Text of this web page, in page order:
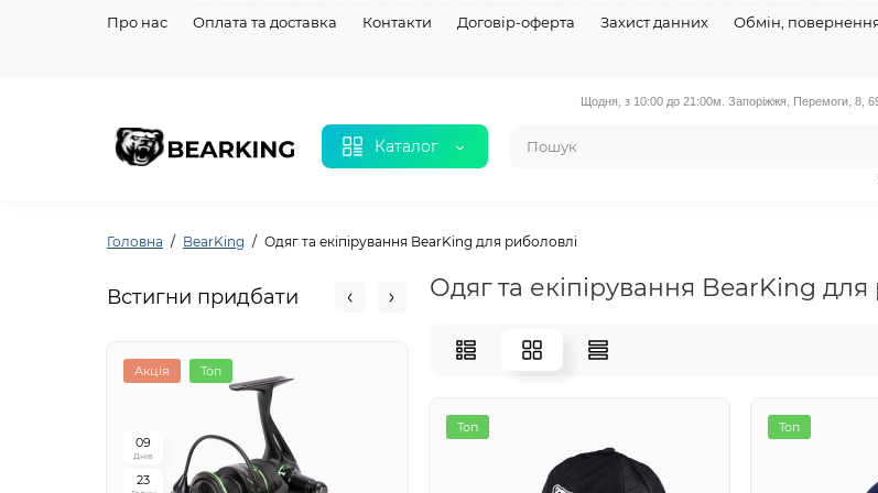
Про нас Оплата та доставка Контакти Договір-оферта Захист данних Обмін, повернення
Каталог
Щодня, з 10:00 до 21:00м. Запоріжжя, Перемоги, 8,
Головна BearKing Одяг та екіпірування BearKing для риболовлі
Встигни придбати
Акція Топ
09
Днів
23
09
Одяг та екіпірування BearKing для
Топ Топ